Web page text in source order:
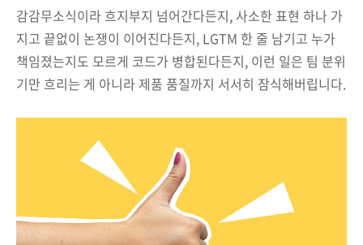
감감무소식이라 흐지부지 넘어간다든지, 사소한 표현 하나 가
지고 끝없이 논쟁이 이어진다든지, LGTM 한 줄 남기고 누가
책임졌는지도 모르게 코드가 병합된다든지, 이런 일은 팀 분위
기만 흐리는 게 아니라 제품 품질까지 서서히 잠식해버립니다.